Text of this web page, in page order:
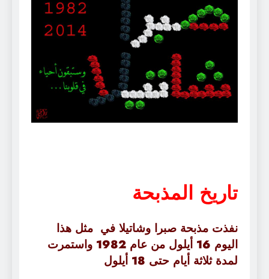
تاريخ المذبحة
نفذت مذبحة صبرا وشاتيلا في مثل هذا
اليوم 16 أيلول من عام 1982 واستمرت
لمدة ثلاثة أيام حتى 18 أيلول